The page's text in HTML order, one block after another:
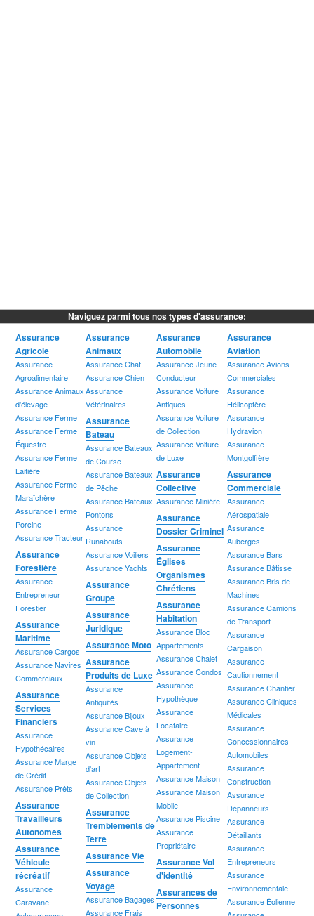
Naviguez parmi tous nos types d'assurance:
Assurance
Agricole
Assurance
Agroalimentaire
Assurance Animaux
d'élevage
Assurance Ferme
Assurance Ferme
Équestre
Assurance Ferme
Laitière
Assurance Ferme
Maraîchère
Assurance Ferme
Porcine
Assurance Tracteur
Assurance
Animaux
Assurance Chat
Assurance Chien
Assurance
Vétérinaires
Assurance
Automobile
Assurance Jeune
Conducteur
Assurance Voiture
Antiques
Assurance Voiture
de Collection
Assurance Voiture
de Luxe
Assurance
Aviation
Assurance Avions
Commerciales
Assurance
Hélicoptère
Assurance
Hydravion
Assurance
Montgolfière
Assurance
Bateau
Assurance Bateaux
de Course
Assurance Bateaux
de Pêche
Assurance Bateaux-
Pontons
Assurance
Runabouts
Assurance Voiliers
Assurance Yachts
Assurance
Collective
Assurance Minière
Assurance
Commerciale
Assurance
Aérospatiale
Assurance
Auberges
Assurance Bars
Assurance Bâtisse
Assurance Bris de
Machines
Assurance Camions
de Transport
Assurance
Cargaison
Assurance
Cautionnement
Assurance Chantier
Assurance Cliniques
Médicales
Assurance
Concessionnaires
Automobiles
Assurance
Construction
Assurance
Dépanneurs
Assurance
Détaillants
Assurance
Entrepreneurs
Assurance
Environnementale
Assurance Éolienne
Assurance
Dossier Criminel
Assurance
Églises
Organismes
Chrétiens
Assurance
Forestière
Assurance
Entrepreneur
Forestier
Assurance
Groupe
Assurance
Habitation
Assurance Bloc
Appartements
Assurance Chalet
Assurance Condos
Assurance
Hypothèque
Assurance
Locataire
Assurance
Logement-
Appartement
Assurance Maison
Assurance Maison
Mobile
Assurance Piscine
Assurance
Propriétaire
Assurance
Juridique
Assurance
Maritime
Assurance Cargos
Assurance Navires
Commerciaux
Assurance Moto
Assurance
Produits de Luxe
Assurance
Antiquités
Assurance Bijoux
Assurance Cave à
vin
Assurance Objets
d'art
Assurance Objets
de Collection
Assurance
Services
Financiers
Assurance
Hypothécaires
Assurance Marge
de Crédit
Assurance Prêts
Assurance
Travailleurs
Autonomes
Assurance
Tremblements de
Terre
Assurance
Véhicule
récréatif
Assurance
Caravane –
Assurance Vie
Assurance Vol
d'identité
Assurance
Voyage
Assurance Bagages
Assurance Frais
Assurances de
Personnes